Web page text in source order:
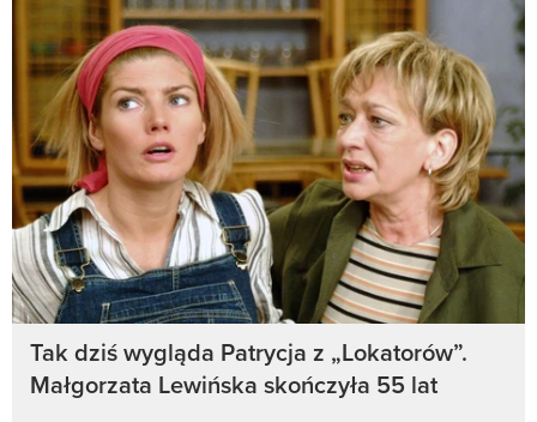
Tak dziś wygląda Patrycja z „Lokatorów”.
Małgorzata Lewińska skończyła 55 lat